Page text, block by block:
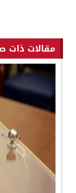
مقالات ذات